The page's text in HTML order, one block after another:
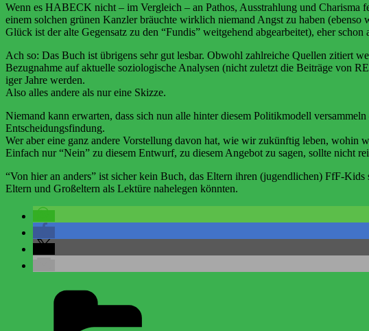
Wenn es HABECK nicht – im Vergleich – an Pathos, Ausstrahlung und Charisma
einem solchen grünen Kanzler bräuchte wirklich niemand Angst zu haben
Glück ist der alte Gegensatz zu den “Fundis” weitgehend abgearbeitet), eher
Ach so: Das Buch ist übrigens sehr gut lesbar. Obwohl zahlreiche Quellen zitiert
Bezugnahme auf aktuelle soziologische Analysen (nicht zuletzt die Beiträge von
iger Jahre werden.
Also alles andere als nur eine Skizze.
Niemand kann erwarten, dass sich nun alle hinter diesem Politikmodell
Entscheidungsfindung.
Wer aber eine ganz andere Vorstellung davon hat, wie wir zukünftig leben, wohin
Einfach nur “Nein” zu diesem Entwurf, zu diesem Angebot zu sagen, sollte nicht
“Von hier an anders” ist sicher kein Buch, das Eltern ihren (jugendlichen) FfF-
Eltern und Großeltern als Lektüre nahelegen könnten.